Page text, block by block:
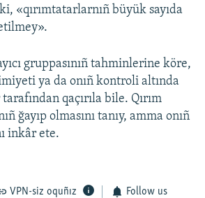
«qırımtatarlarnıñ büyük sayıda
gruppasınıñ tahminlerine köre,
ya da onıñ kontroli altında
qaçırıla bile. Qırım
ğayıp olmasını tanıy, amma onıñ
inkâr ete.
VPN-siz oquñız Follow us